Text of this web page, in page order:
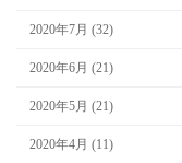
2020年7月 (32)
2020年6月 (21)
2020年5月 (21)
2020年4月 (11)